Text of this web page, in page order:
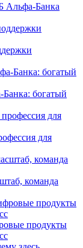
Альфа-Банка
Банка: богатый
для
команда
продукты